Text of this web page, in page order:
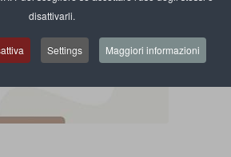
disattivarli.
Settings Maggiori informazioni